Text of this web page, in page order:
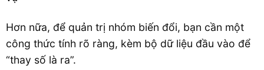
Hơn nữa, để quản trị nhóm biến đổi, bạn cần một
công thức tính rõ ràng, kèm bộ dữ liệu đầu vào để
“thay số là ra”.